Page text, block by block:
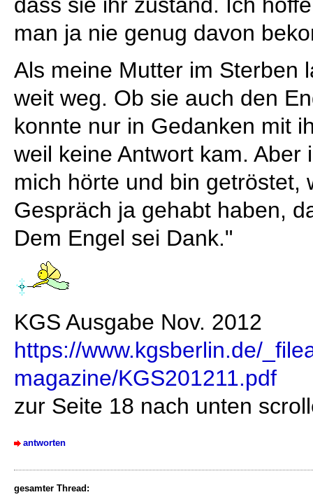
man ja nie genug davon
Als meine Mutter im Sterben
weit weg. Ob sie auch den
konnte nur in Gedanken mit
weil keine Antwort kam. Aber
mich hörte und bin getröstet,
Gespräch ja gehabt haben,
Dem Engel sei Dank."
KGS Ausgabe Nov. 2012
https://www.kgsberlin.de/
magazine/KGS201211.pdf
zur Seite 18 nach unten
antworten
gesamter Thread: